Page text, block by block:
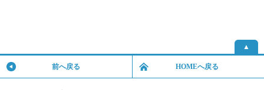
▲
前へ戻る HOMEへ戻る